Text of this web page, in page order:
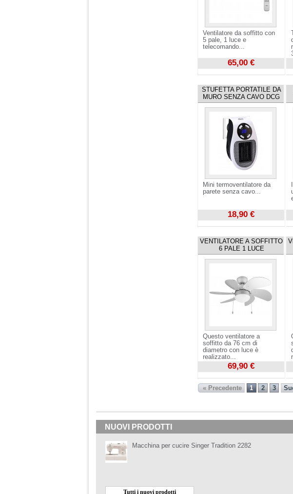
Ventilatore da soffitto con
5 pale, 1 luce e
telecomando...
65,00 €
STUFETTA PORTATILE DA
MURO SENZA CAVO DCG
Mini termoventilatore da
parete senza cavo...
18,90 €
VENTILATORE A SOFFITTO
6 PALE 1 LUCE
Questo ventilatore a
soffitto da 76 cm di
diametro con luce è
realizzato...
69,90 €
« Precedente 1 2 3
NUOVI PRODOTTI
Macchina per cucire Singer Tradition 2282
Tutti i nuovi prodotti